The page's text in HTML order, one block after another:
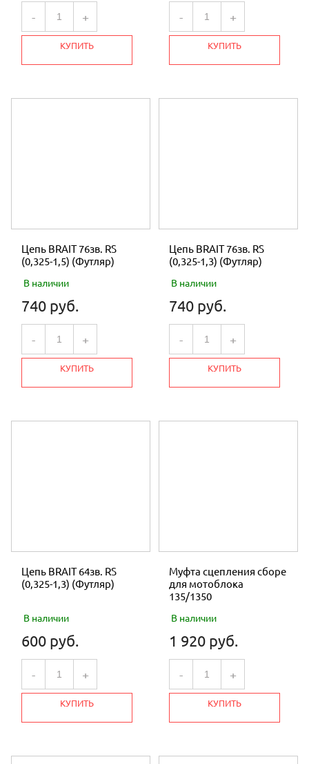
- +
КУПИТЬ
- +
КУПИТЬ
Цепь BRAIT 76зв. RS
(0,325-1,5) (Футляр)
В наличии
740 руб.
- +
КУПИТЬ
Цепь BRAIT 76зв. RS
(0,325-1,3) (Футляр)
В наличии
740 руб.
- +
КУПИТЬ
Цепь BRAIT 64зв. RS
(0,325-1,3) (Футляр)
В наличии
600 руб.
- +
КУПИТЬ
Муфта сцепления сборе
для мотоблока
135/1350
В наличии
1 920 руб.
- +
КУПИТЬ